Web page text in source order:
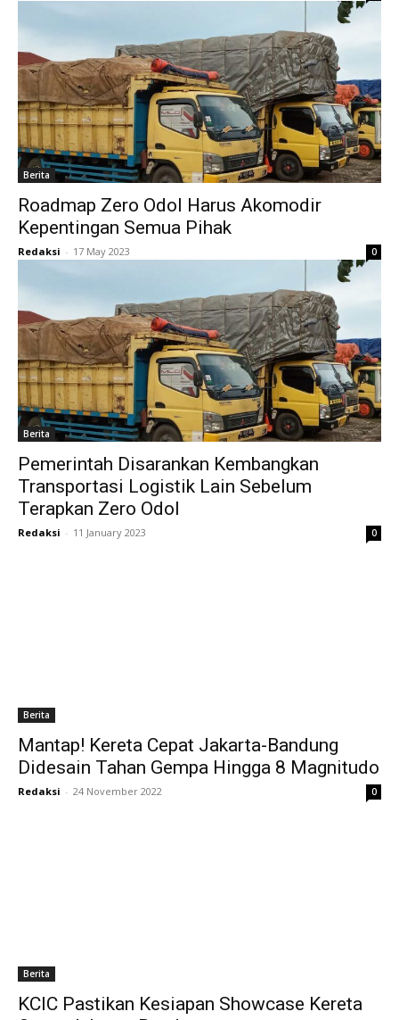
Berita
Roadmap Zero Odol Harus Akomodir
Kepentingan Semua Pihak
Redaksi - 17 May 2023 0
Berita
Pemerintah Disarankan Kembangkan
Transportasi Logistik Lain Sebelum
Terapkan Zero Odol
Redaksi - 11 January 2023 0
Berita
Mantap! Kereta Cepat Jakarta-Bandung
Didesain Tahan Gempa Hingga 8 Magnitudo
Redaksi - 24 November 2022 0
Berita
KCIC Pastikan Kesiapan Showcase Kereta